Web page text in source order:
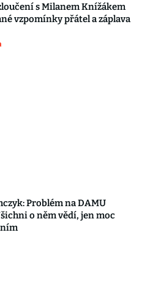
s Milanem Knížákem
vzpomínky přátel a záplava
Problém na DAMU
o něm vědí, jen moc
ním